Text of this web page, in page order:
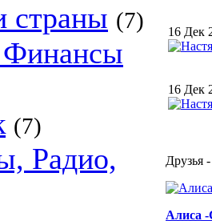
страны (7)
(7)
Радио,
16 Дек
16 Дек
Друзья
Алиса